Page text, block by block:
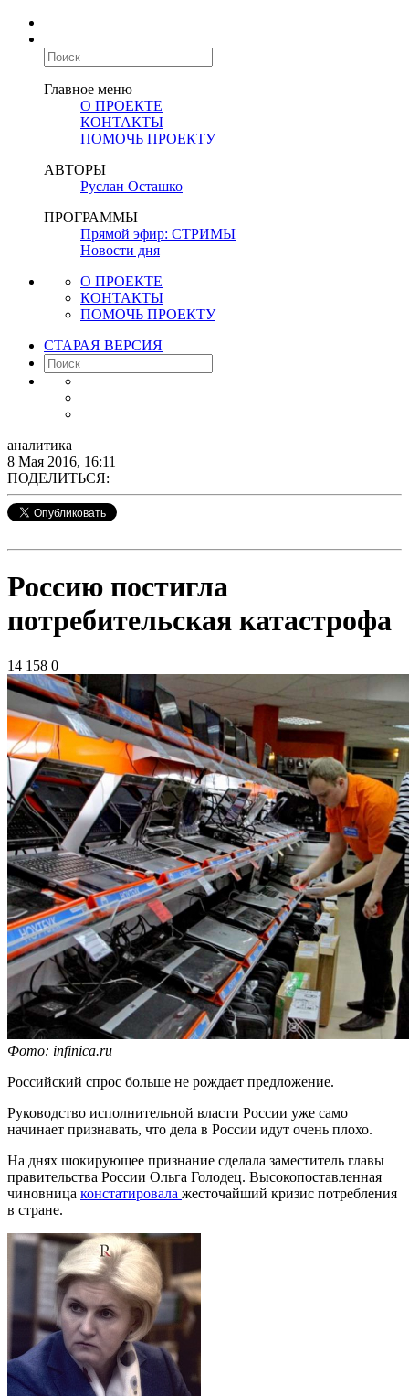
Главное меню
О ПРОЕКТЕ
КОНТАКТЫ
ПОМОЧЬ ПРОЕКТУ
АВТОРЫ
Руслан Осташко
ПРОГРАММЫ
Прямой эфир: СТРИМЫ
Новости дня
О ПРОЕКТЕ
КОНТАКТЫ
ПОМОЧЬ ПРОЕКТУ
СТАРАЯ ВЕРСИЯ
аналитика
8 Мая 2016, 16:11
ПОДЕЛИТЬСЯ:
Россию постигла
потребительская катастрофа
14 158 0
Фото: infinica.ru
Российский спрос больше не рождает предложение.
Руководство исполнительной власти России уже само
начинает признавать, что дела в России идут очень плохо.
На днях шокирующее признание сделала заместитель главы
правительства России Ольга Голодец. Высокопоставленная
чиновница констатировала жесточайший кризис потребления
в стране.